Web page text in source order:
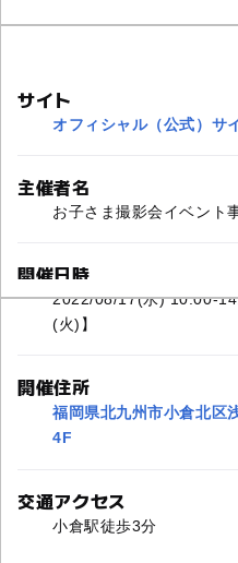
サイト
オフィシャル（公式）サ
主催者名
お子さま撮影会イベント
開催日時
2022/08/17(水) 10:00-
(火)】
開催住所
福岡県北九州市小倉北区
4F
交通アクセス
小倉駅徒歩3分